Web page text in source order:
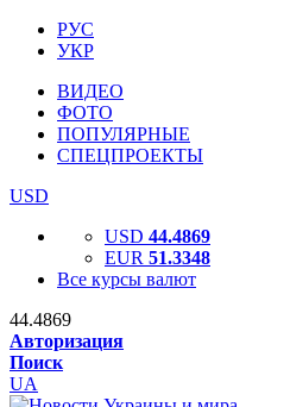
РУС
УКР
ВИДЕО
ФОТО
ПОПУЛЯРНЫЕ
СПЕЦПРОЕКТЫ
USD
USD 44.4869
EUR 51.3348
Все курсы валют
44.4869
Авторизация
Поиск
UA